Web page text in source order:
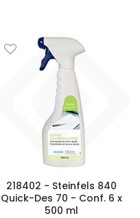
218402 - Steinfels 840
Quick-Des 70 - Conf. 6 x
500 ml